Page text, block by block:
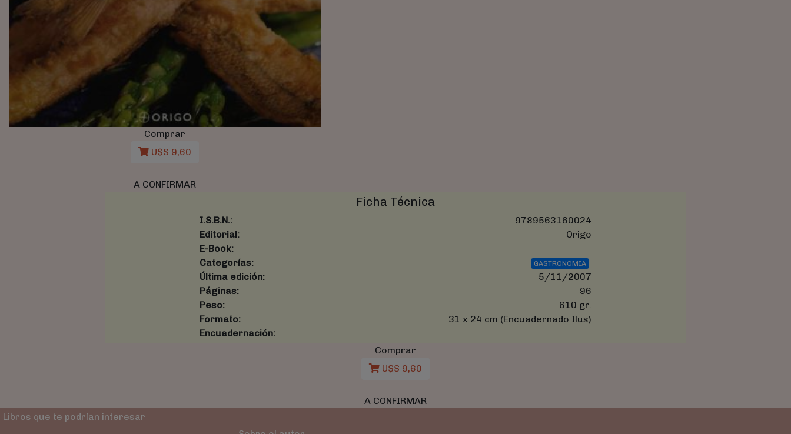
Comprar
U$S 9,60
A CONFIRMAR
Ficha Técnica
I.S.B.N.:
9789563160024
Editorial:
Origo
E-Book:
Categorías:
GASTRONOMIA
Última edición:
5/11/2007
Páginas:
96
Peso:
610 gr.
Formato:
31 x 24 cm (Encuadernado Ilus)
Encuadernación:
Comprar
U$S 9,60
A CONFIRMAR
Libros que te podrían interesar